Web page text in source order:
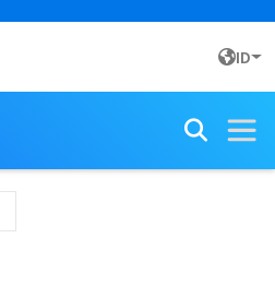
ID